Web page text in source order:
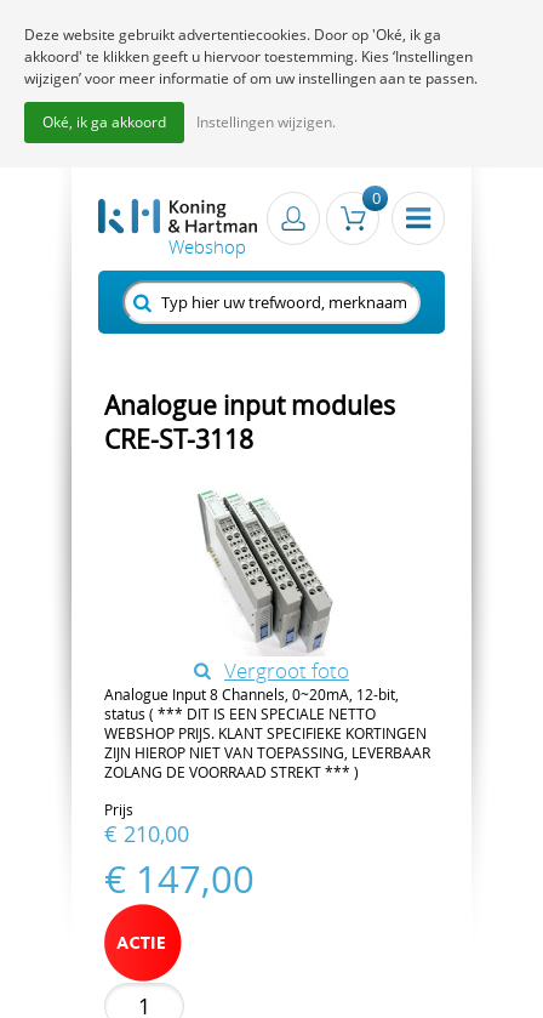
0
Analogue input modules
CRE-ST-3118
Vergroot foto
Analogue Input 8 Channels, 0~20mA, 12-bit,
status ( *** DIT IS EEN SPECIALE NETTO
WEBSHOP PRIJS. KLANT SPECIFIEKE KORTINGEN
ZIJN HIEROP NIET VAN TOEPASSING, LEVERBAAR
ZOLANG DE VOORRAAD STREKT *** )
Prijs
€ 210,00
€ 147,00
Deze website gebruikt advertentiecookies. Door op 'Oké, ik ga
akkoord' te klikken geeft u hiervoor toestemming. Kies ‘Instellingen
wijzigen’ voor meer informatie of om uw instellingen aan te passen.
Oké, ik ga akkoord Instellingen wijzigen.